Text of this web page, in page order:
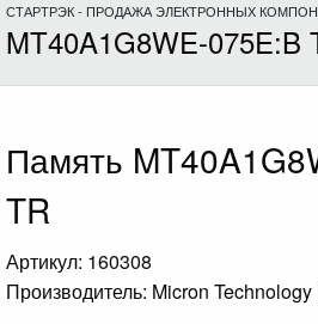
СТАРТРЭК - ПРОДАЖА ЭЛЕКТРОННЫХ
MT40A1G8WE-075E:B
Память
TR
Артикул: 160308
Производитель: Micron Technology